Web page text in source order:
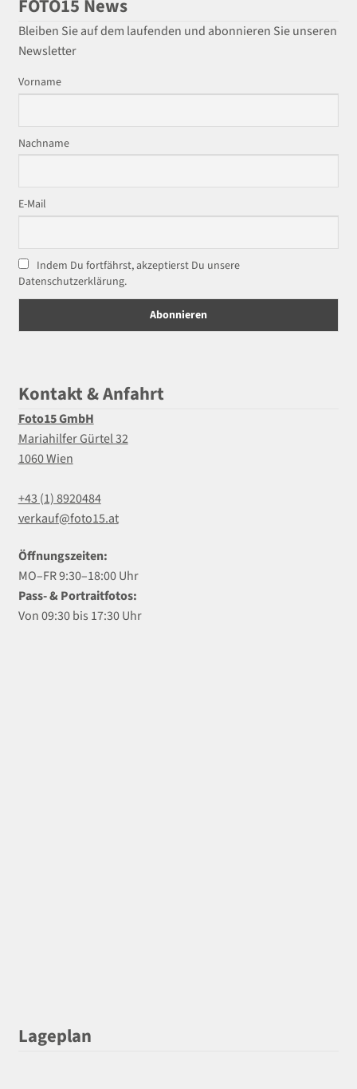
FOTO15 News
Bleiben Sie auf dem laufenden und abonnieren Sie unseren
Newsletter
Vorname
Nachname
E-Mail
Indem Du fortfährst, akzeptierst Du unsere
Datenschutzerklärung.
Kontakt & Anfahrt
Foto15 GmbH
Mariahilfer Gürtel 32
1060 Wien
+43 (1) 8920484
verkauf@foto15.at
Öffnungszeiten:
MO–FR 9:30–18:00 Uhr
Pass- & Portraitfotos:
Von 09:30 bis 17:30 Uhr
Lageplan